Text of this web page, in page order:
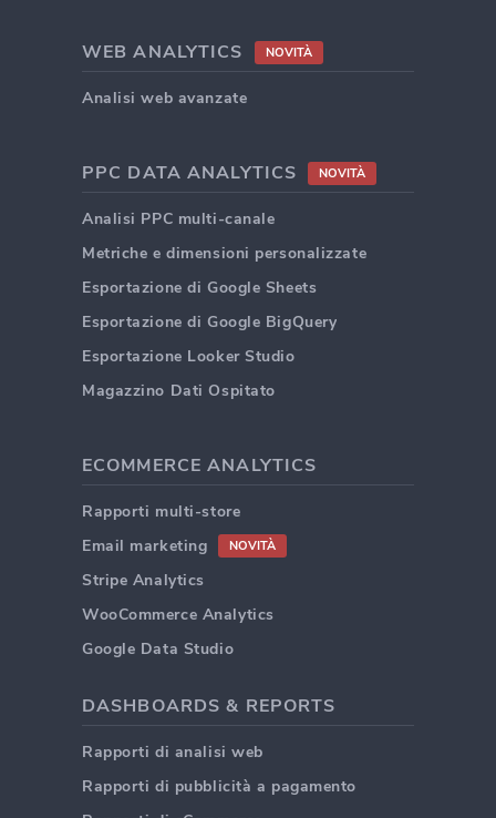
WEB ANALYTICS NOVITÀ
Analisi web avanzate
PPC DATA ANALYTICS NOVITÀ
Analisi PPC multi-canale
Metriche e dimensioni personalizzate
Esportazione di Google Sheets
Esportazione di Google BigQuery
Esportazione Looker Studio
Magazzino Dati Ospitato
ECOMMERCE ANALYTICS
Rapporti multi-store
Email marketing
NOVITÀ
Stripe Analytics
WooCommerce Analytics
Google Data Studio
DASHBOARDS & REPORTS
Rapporti di analisi web
Rapporti di pubblicità a pagamento